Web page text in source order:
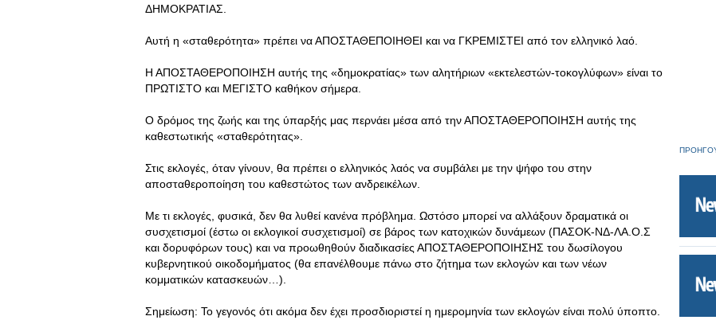
ΔΗΜΟΚΡΑΤΙΑΣ.
Αυτή η «σταθερότητα» πρέπει να ΑΠΟΣΤΑΘΕΠΟΙΗΘΕΙ και να ΓΚΡΕΜΙΣΤΕΙ από τον ελληνικό λαό.
Η ΑΠΟΣΤΑΘΕΡΟΠΟΙΗΣΗ αυτής της «δημοκρατίας» των αλητήριων «εκτελεστών-τοκογλύφων» είναι το
ΠΡΩΤΙΣΤΟ και ΜΕΓΙΣΤΟ καθήκον σήμερα.
Ο δρόμος της ζωής και της ύπαρξής μας περνάει μέσα από την ΑΠΟΣΤΑΘΕΡΟΠΟΙΗΣΗ αυτής της
καθεστωτικής «σταθερότητας».
Στις εκλογές, όταν γίνουν, θα πρέπει ο ελληνικός λαός να συμβάλει με την ψήφο του στην
αποσταθεροποίηση του καθεστώτος των ανδρεικέλων.
Με τι εκλογές, φυσικά, δεν θα λυθεί κανένα πρόβλημα. Ωστόσο μπορεί να αλλάξουν δραματικά οι
συσχετισμοί (έστω οι εκλογικοί συσχετισμοί) σε βάρος των κατοχικών δυνάμεων (ΠΑΣΟΚ-ΝΔ-ΛΑ.Ο.Σ
και δορυφόρων τους) και να προωθηθούν διαδικασίες ΑΠΟΣΤΑΘΕΡΟΠΟΙΗΣΗΣ του δωσίλογου
κυβερνητικού οικοδομήματος (θα επανέλθουμε πάνω στο ζήτημα των εκλογών και των νέων
κομματικών κατασκευών…).
Σημείωση: Το γεγονός ότι ακόμα δεν έχει προσδιοριστεί η ημερομηνία των εκλογών είναι πολύ ύποπτο.